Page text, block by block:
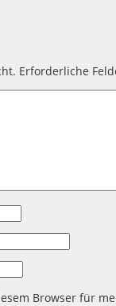
Erforderliche
Browser für